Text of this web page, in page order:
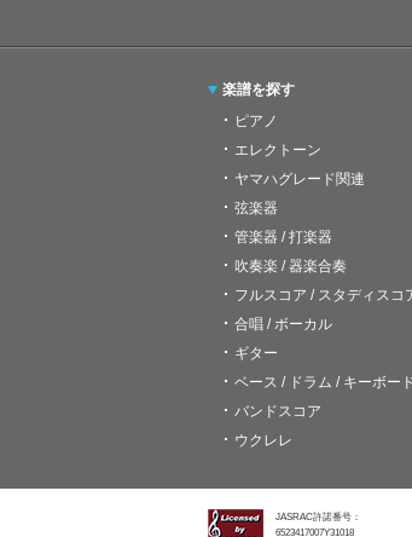
楽譜を探す
ピアノ
エレクトーン
ヤマハグレード関連
弦楽器
管楽器 / 打楽器
吹奏楽 / 器楽合奏
フルスコア / スタディスコ
合唱 / ボーカル
ギター
ベース / ドラム / キーボー
バンドスコア
ウクレレ
JASRAC許諾番号：
6523417007Y31018